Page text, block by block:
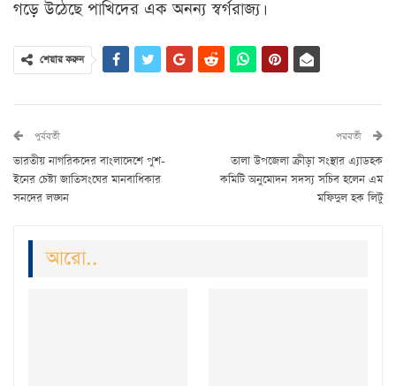
গড়ে উঠেছে পাখিদের এক অনন্য স্বর্গরাজ্য।
শেয়ার করুন
পুর্ববর্তী
ভারতীয় নাগরিকদের বাংলাদেশে পুশ-
ইনের চেষ্টা জাতিসংঘের মানবাধিকার
সনদের লঙ্ঘন
পরবর্তী
তালা উপজেলা ক্রীড়া সংস্থার এ্যাডহক
কমিটি অনুমোদন সদস্য সচিব হলেন এম
মফিদুল হক লিটু
আরো..